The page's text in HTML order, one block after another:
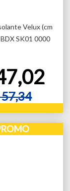
Velux (cm
SK01 0000
al carrello
al carrello